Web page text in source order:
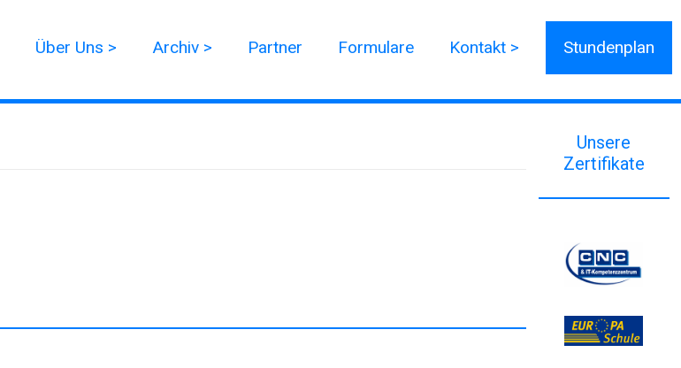
Über Uns > Archiv > Partner Formulare Kontakt > Stundenplan
Unsere
Zertifikate